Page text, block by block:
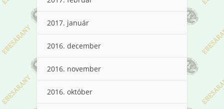
2017. január
2016. december
2016. november
2016. október